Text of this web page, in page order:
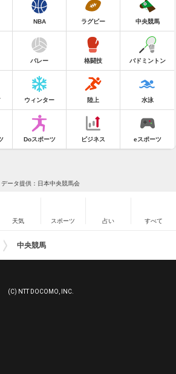
NBA ラグビー 中央競馬
バレー 格闘技 バドミントン
ウィンター 陸上 水泳
Doスポーツ ビジネス eスポーツ
データ提供：日本中央競馬会
天気 スポーツ 占い すべて
中央競馬
(C) NTT DOCOMO, INC.